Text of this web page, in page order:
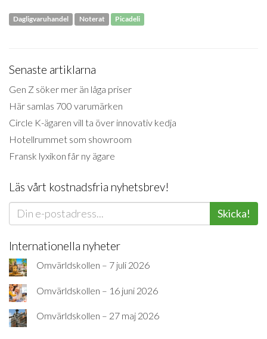
Dagligvaruhandel Noterat Picadeli
Senaste artiklarna
Gen Z söker mer än låga priser
Här samlas 700 varumärken
Circle K-ägaren vill ta över innovativ kedja
Hotellrummet som showroom
Fransk lyxikon får ny ägare
Läs vårt kostnadsfria nyhetsbrev!
Skicka!
Internationella nyheter
Omvärldskollen – 7 juli 2026
Omvärldskollen – 16 juni 2026
Omvärldskollen – 27 maj 2026